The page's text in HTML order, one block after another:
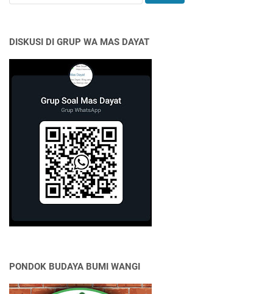
DISKUSI DI GRUP WA MAS DAYAT
PONDOK BUDAYA BUMI WANGI